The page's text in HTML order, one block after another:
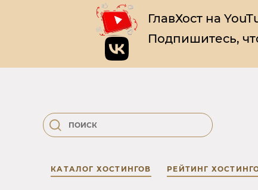
ГлавХост на
Подпишитесь,
КАТАЛОГ ХОСТИНГОВ РЕЙТИНГ